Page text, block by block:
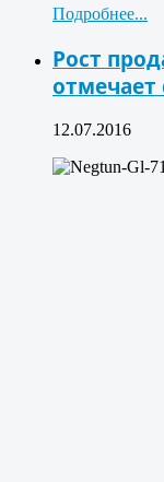
Подробнее...
Рост
отмечает
12.07.2016